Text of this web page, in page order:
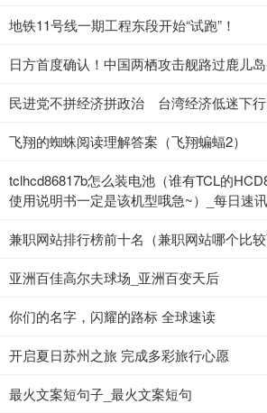
地铁11号线一期工程东段开始“试跑”！
日方首度确认！中国两栖攻击舰路过鹿儿
民进党不拼经济拼政治 台湾经济低迷下
飞翔的蜘蛛阅读理解答案（飞翔蝙蝠2）
tclhcd86817b怎么装电池（谁有TCL的
使用说明书一定是该机型哦急~）_每日速讯
兼职网站排行榜前十名（兼职网站哪个比较
亚洲百佳高尔夫球场_亚洲百变天后
你们的名字，闪耀的路标 全球速读
开启夏日苏州之旅 完成多彩旅行心愿
最火文案短句子_最火文案短句